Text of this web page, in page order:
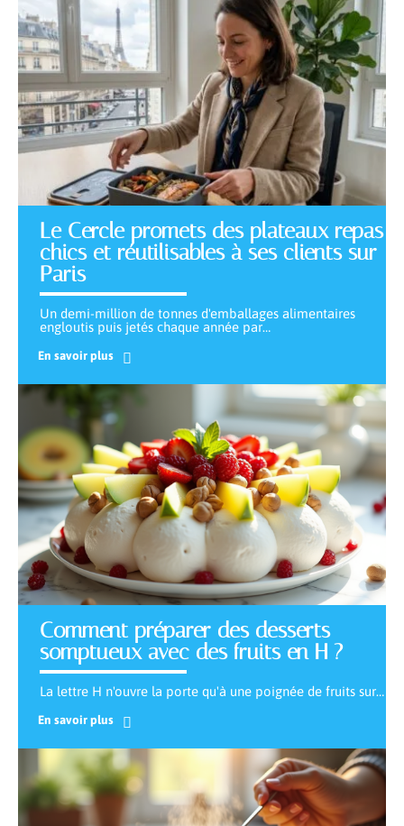
Le Cercle promets des plateaux repas
chics et réutilisables à ses clients sur
Paris
Un demi-million de tonnes d'emballages alimentaires
engloutis puis jetés chaque année par…
En savoir plus
Comment préparer des desserts
somptueux avec des fruits en H ?
La lettre H n'ouvre la porte qu'à une poignée de fruits sur…
En savoir plus